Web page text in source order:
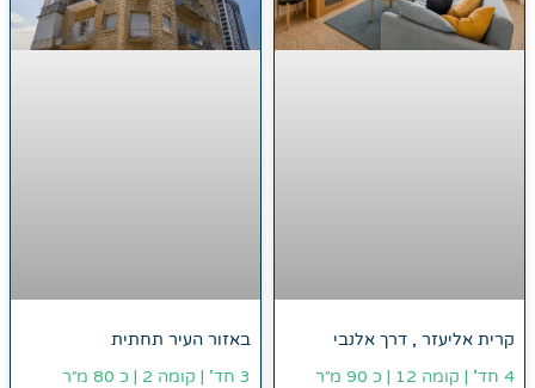
קרית אליעזר , דרך אלנבי
4 חד' | קומה 12 | כ 90 מ״ר
באזור העיר תחתית
3 חד' | קומה 2 | כ 80 מ״ר